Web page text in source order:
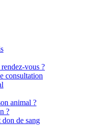
vous ?
consultation
animal ?
?
don de sang